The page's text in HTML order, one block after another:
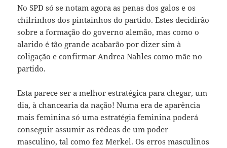
No SPD só se notam agora as penas dos galos e os
chilrinhos dos pintainhos do partido. Estes decidirão
sobre a formação do governo alemão, mas como o
alarido é tão grande acabarão por dizer sim à
coligação e confirmar Andrea Nahles como mãe no
partido.
Esta parece ser a melhor estratégica para chegar, um
dia, à chancearia da nação! Numa era de aparência
mais feminina só uma estratégia feminina poderá
conseguir assumir as rédeas de um poder
masculino, tal como fez Merkel. Os erros masculinos